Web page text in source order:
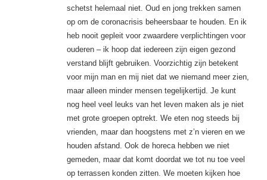
schetst helemaal niet. Oud en jong trekken samen
op om de coronacrisis beheersbaar te houden. En ik
heb nooit gepleit voor zwaardere verplichtingen voor
ouderen – ik hoop dat iedereen zijn eigen gezond
verstand blijft gebruiken. Voorzichtig zijn betekent
voor mijn man en mij niet dat we niemand meer zien,
maar alleen minder mensen tegelijkertijd. Je kunt
nog heel veel leuks van het leven maken als je niet
met grote groepen optrekt. We eten nog steeds bij
vrienden, maar dan hoogstens met z’n vieren en we
houden afstand. Ook de horeca hebben we niet
gemeden, maar dat komt ­doordat we tot nu toe veel
op terrassen konden zitten. We moeten kijken hoe